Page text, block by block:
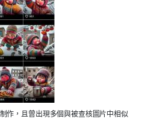
作，且曾出現多個與被查核圖片中相似